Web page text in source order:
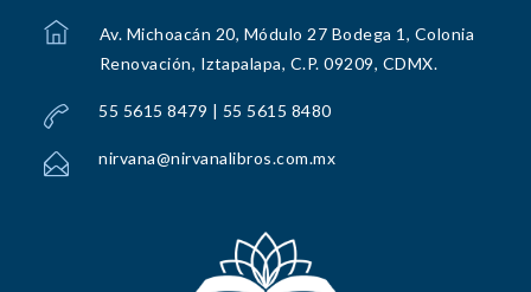
Av. Michoacán 20, Módulo 27 Bodega 1, Colonia
Renovación, Iztapalapa, C.P. 09209, CDMX.
55 5615 8479 | 55 5615 8480
nirvana@nirvanalibros.com.mx